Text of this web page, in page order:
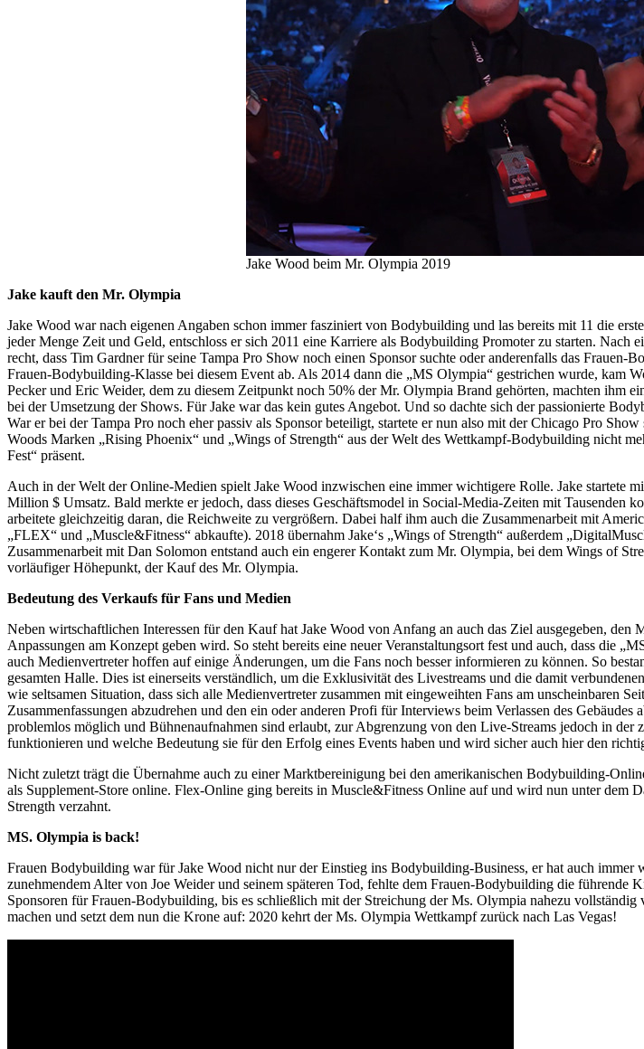
Jake Wood beim Mr. Olympia 2019
Jake kauft den Mr. Olympia
Jake Wood war nach eigenen Angaben schon immer fasziniert von Bodybuilding und las bereits mit 11 die
jeder Menge Zeit und Geld, entschloss er sich 2011 eine Karriere als Bodybuilding Promoter zu starten.
recht, dass Tim Gardner für seine Tampa Pro Show noch einen Sponsor suchte oder anderenfalls das
Frauen-Bodybuilding-Klasse bei diesem Event ab. Als 2014 dann die „MS Olympia“ gestrichen wurde, kam
Pecker und Eric Weider, dem zu diesem Zeitpunkt noch 50% der Mr. Olympia Brand gehörten, machten ihm
bei der Umsetzung der Shows. Für Jake war das kein gutes Angebot. Und so dachte sich der passionierte
War er bei der Tampa Pro noch eher passiv als Sponsor beteiligt, startete er nun also mit der Chicago Pro
Woods Marken „Rising Phoenix“ und „Wings of Strength“ aus der Welt des Wettkampf-Bodybuilding nicht
Fest“ präsent.
Auch in der Welt der Online-Medien spielt Jake Wood inzwischen eine immer wichtigere Rolle. Jake startete
Million $ Umsatz. Bald merkte er jedoch, dass dieses Geschäftsmodel in Social-Media-Zeiten mit Tausenden
arbeitete gleichzeitig daran, die Reichweite zu vergrößern. Dabei half ihm auch die Zusammenarbeit mit
„FLEX“ und „Muscle&Fitness“ abkaufte). 2018 übernahm Jake‘s „Wings of Strength“ außerdem
Zusammenarbeit mit Dan Solomon entstand auch ein engerer Kontakt zum Mr. Olympia, bei dem Wings of
vorläufiger Höhepunkt, der Kauf des Mr. Olympia.
Bedeutung des Verkaufs für Fans und Medien
Neben wirtschaftlichen Interessen für den Kauf hat Jake Wood von Anfang an auch das Ziel ausgegeben,
Anpassungen am Konzept geben wird. So steht bereits eine neuer Veranstaltungsort fest und auch, dass die
auch Medienvertreter hoffen auf einige Änderungen, um die Fans noch besser informieren zu können. So
gesamten Halle. Dies ist einerseits verständlich, um die Exklusivität des Livestreams und die damit
wie seltsamen Situation, dass sich alle Medienvertreter zusammen mit eingeweihten Fans am unscheinbaren
Zusammenfassungen abzudrehen und den ein oder anderen Profi für Interviews beim Verlassen des
problemlos möglich und Bühnenaufnahmen sind erlaubt, zur Abgrenzung von den Live-Streams jedoch in
funktionieren und welche Bedeutung sie für den Erfolg eines Events haben und wird sicher auch hier den
Nicht zuletzt trägt die Übernahme auch zu einer Marktbereinigung bei den amerikanischen Bodybuilding-
als Supplement-Store online. Flex-Online ging bereits in Muscle&Fitness Online auf und wird nun unter
Strength verzahnt.
MS. Olympia is back!
Frauen Bodybuilding war für Jake Wood nicht nur der Einstieg ins Bodybuilding-Business, er hat auch
zunehmendem Alter von Joe Weider und seinem späteren Tod, fehlte dem Frauen-Bodybuilding die
Sponsoren für Frauen-Bodybuilding, bis es schließlich mit der Streichung der Ms. Olympia nahezu
machen und setzt dem nun die Krone auf: 2020 kehrt der Ms. Olympia Wettkampf zurück nach Las Vegas!